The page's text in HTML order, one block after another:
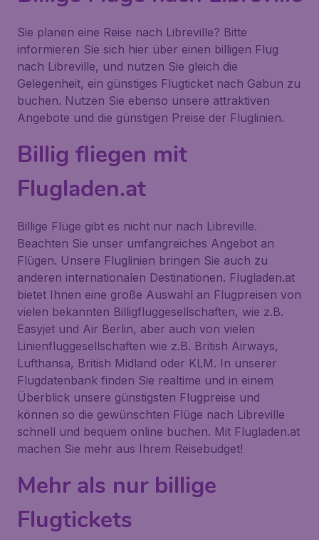
Sie planen eine Reise nach Libreville? Bitte
informieren Sie sich hier über einen billigen Flug
nach Libreville, und nutzen Sie gleich die
Gelegenheit, ein günstiges Flugticket nach Gabun zu
buchen. Nutzen Sie ebenso unsere attraktiven
Angebote und die günstigen Preise der Fluglinien.
Billig fliegen mit
Flugladen.at
Billige Flüge gibt es nicht nur nach Libreville.
Beachten Sie unser umfangreiches Angebot an
Flügen. Unsere Fluglinien bringen Sie auch zu
anderen internationalen Destinationen. Flugladen.at
bietet Ihnen eine große Auswahl an Flugpreisen von
vielen bekannten Billigfluggesellschaften, wie z.B.
Easyjet und Air Berlin, aber auch von vielen
Linienfluggesellschaften wie z.B. British Airways,
Lufthansa, British Midland oder KLM. In unserer
Flugdatenbank finden Sie realtime und in einem
Überblick unsere günstigsten Flugpreise und
können so die gewünschten Flüge nach Libreville
schnell und bequem online buchen. Mit Flugladen.at
machen Sie mehr aus Ihrem Reisebudget!
Mehr als nur billige
Flugtickets